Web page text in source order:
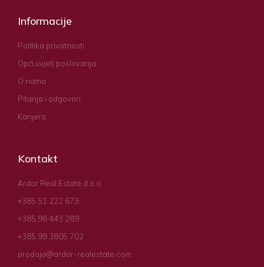
Informacije
Politika privatnosti
Opći uvjeti poslovanja
O nama
Pitanja i odgovori
Karijera
Kontakt
Ardor Real Estate d.o.o.
+385 51 222 673
+385 98 443 289
+385 99 3805 702
prodaja@ardor-realestate.com